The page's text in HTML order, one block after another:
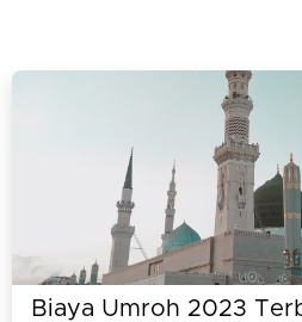
Biaya Umroh 2023